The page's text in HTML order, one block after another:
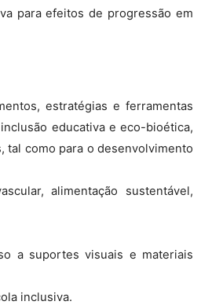
para efeitos de progressão em
estratégias e ferramentas
educativa e eco-bioética,
tal como para o desenvolvimento
alimentação sustentável,
a suportes visuais e materiais
inclusiva.